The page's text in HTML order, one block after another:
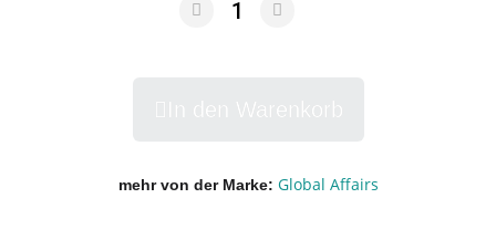
mehr von der Marke Global Affairs